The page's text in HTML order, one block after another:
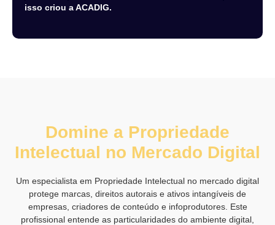
isso criou a ACADIG.
Domine a Propriedade
Intelectual no Mercado Digital
Um especialista em Propriedade Intelectual no mercado digital
protege marcas, direitos autorais e ativos intangíveis de
empresas, criadores de conteúdo e infoprodutores. Este
profissional entende as particularidades do ambiente digital,